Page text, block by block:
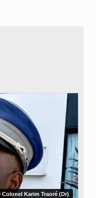
Colonel Karim Traoré (Dr)